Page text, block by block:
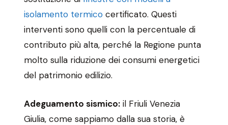
isolamento termico certificato. Questi
interventi sono quelli con la percentuale di
contributo più alta, perché la Regione punta
molto sulla riduzione dei consumi energetici
del patrimonio edilizio.
Adeguamento sismico: il Friuli Venezia
Giulia, come sappiamo dalla sua storia, è